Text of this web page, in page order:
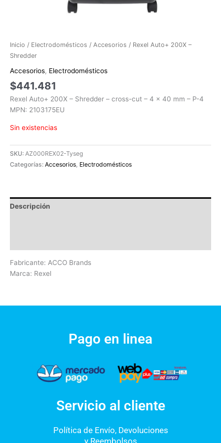
Inicio / Electrodomésticos / Accesorios / Rexel Auto+ 200X –
Shredder
Accesorios, Electrodomésticos
$441.481
Rexel Auto+ 200X – Shredder – cross-cut – 4 x 40 mm – P-4
MPN: 2103175EU
Sin existencias
SKU: AZ000REX02-Tyseg
Categorías: Accesorios, Electrodomésticos
Descripción
Fabricante: ACCO Brands
Marca: Rexel
Pago en linea
Servicio al cliente
Política de Envío, Devoluciones